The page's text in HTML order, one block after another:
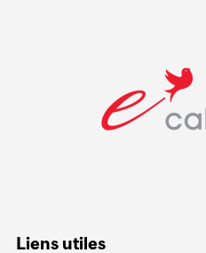
Liens utiles